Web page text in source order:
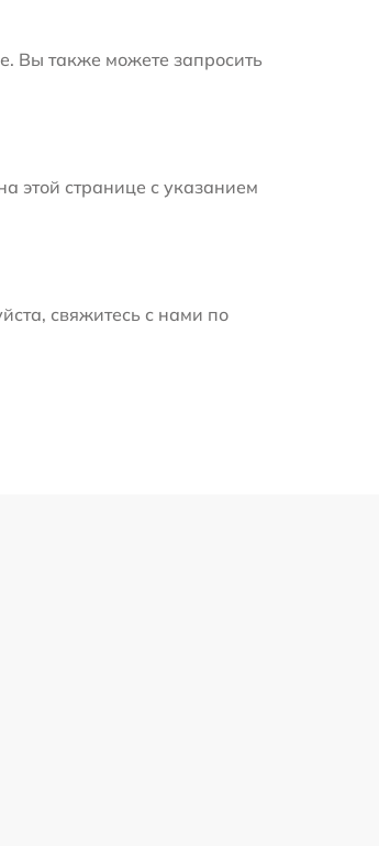
Вы также можете запросить
этой странице с указанием
свяжитесь с нами по